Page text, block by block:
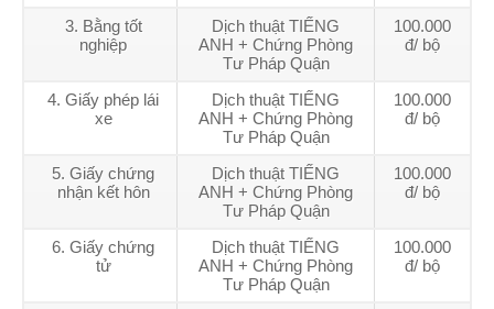
3. Bằng tốt
nghiệp
Dịch thuật TIẾNG
ANH + Chứng Phòng
Tư Pháp Quận
100.000
đ/ bộ
4. Giấy phép lái
xe
Dịch thuật TIẾNG
ANH + Chứng Phòng
Tư Pháp Quận
100.000
đ/ bộ
5. Giấy chứng
nhận kết hôn
Dịch thuật TIẾNG
ANH + Chứng Phòng
Tư Pháp Quận
100.000
đ/ bộ
6. Giấy chứng
tử
Dịch thuật TIẾNG
ANH + Chứng Phòng
Tư Pháp Quận
100.000
đ/ bộ